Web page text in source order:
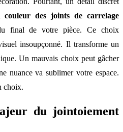
couleur des joints de carrelage
final de votre pièce. Ce choix
insoupçonné. Il transforme un
Un mauvais choix peut gâcher
nuance va sublimer votre espace.
choix.
du jointoiement